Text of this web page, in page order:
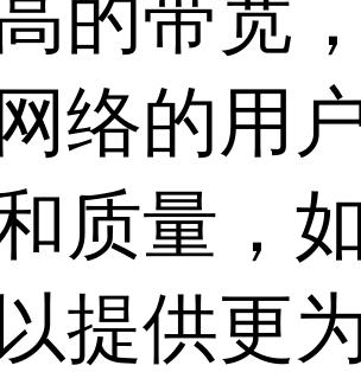
的带宽
络的用
质量，
提供更